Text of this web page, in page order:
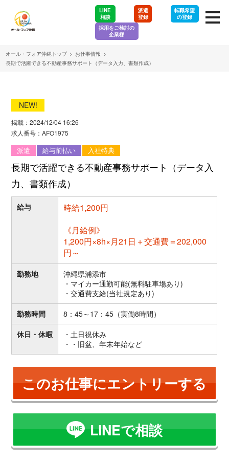
LINE
相談
派遣
登録
転職希望
の登録
採用をご検討の
企業様
オール・フォア沖縄トップ > お仕事情報 >
長期で活躍できる不動産事務サポート（データ入力、書類作成）
NEW!
掲載：2024/12/04 16:26
求人番号：AFO1975
派遣 給与前払い 入社特典
長期で活躍できる不動産事務サポート（データ入
力、書類作成）
給与
時給1,200円
《月給例》
1,200円×8h×月21日＋交通費＝202,000
円～
勤務地
沖縄県浦添市
・マイカー通勤可能(無料駐車場あり)
・交通費支給(当社規定あり)
勤務時間
8：45～17：45（実働8時間）
休日・休暇
・土日祝休み
・・旧盆、年末年始など
このお仕事にエントリーする
LINEで相談